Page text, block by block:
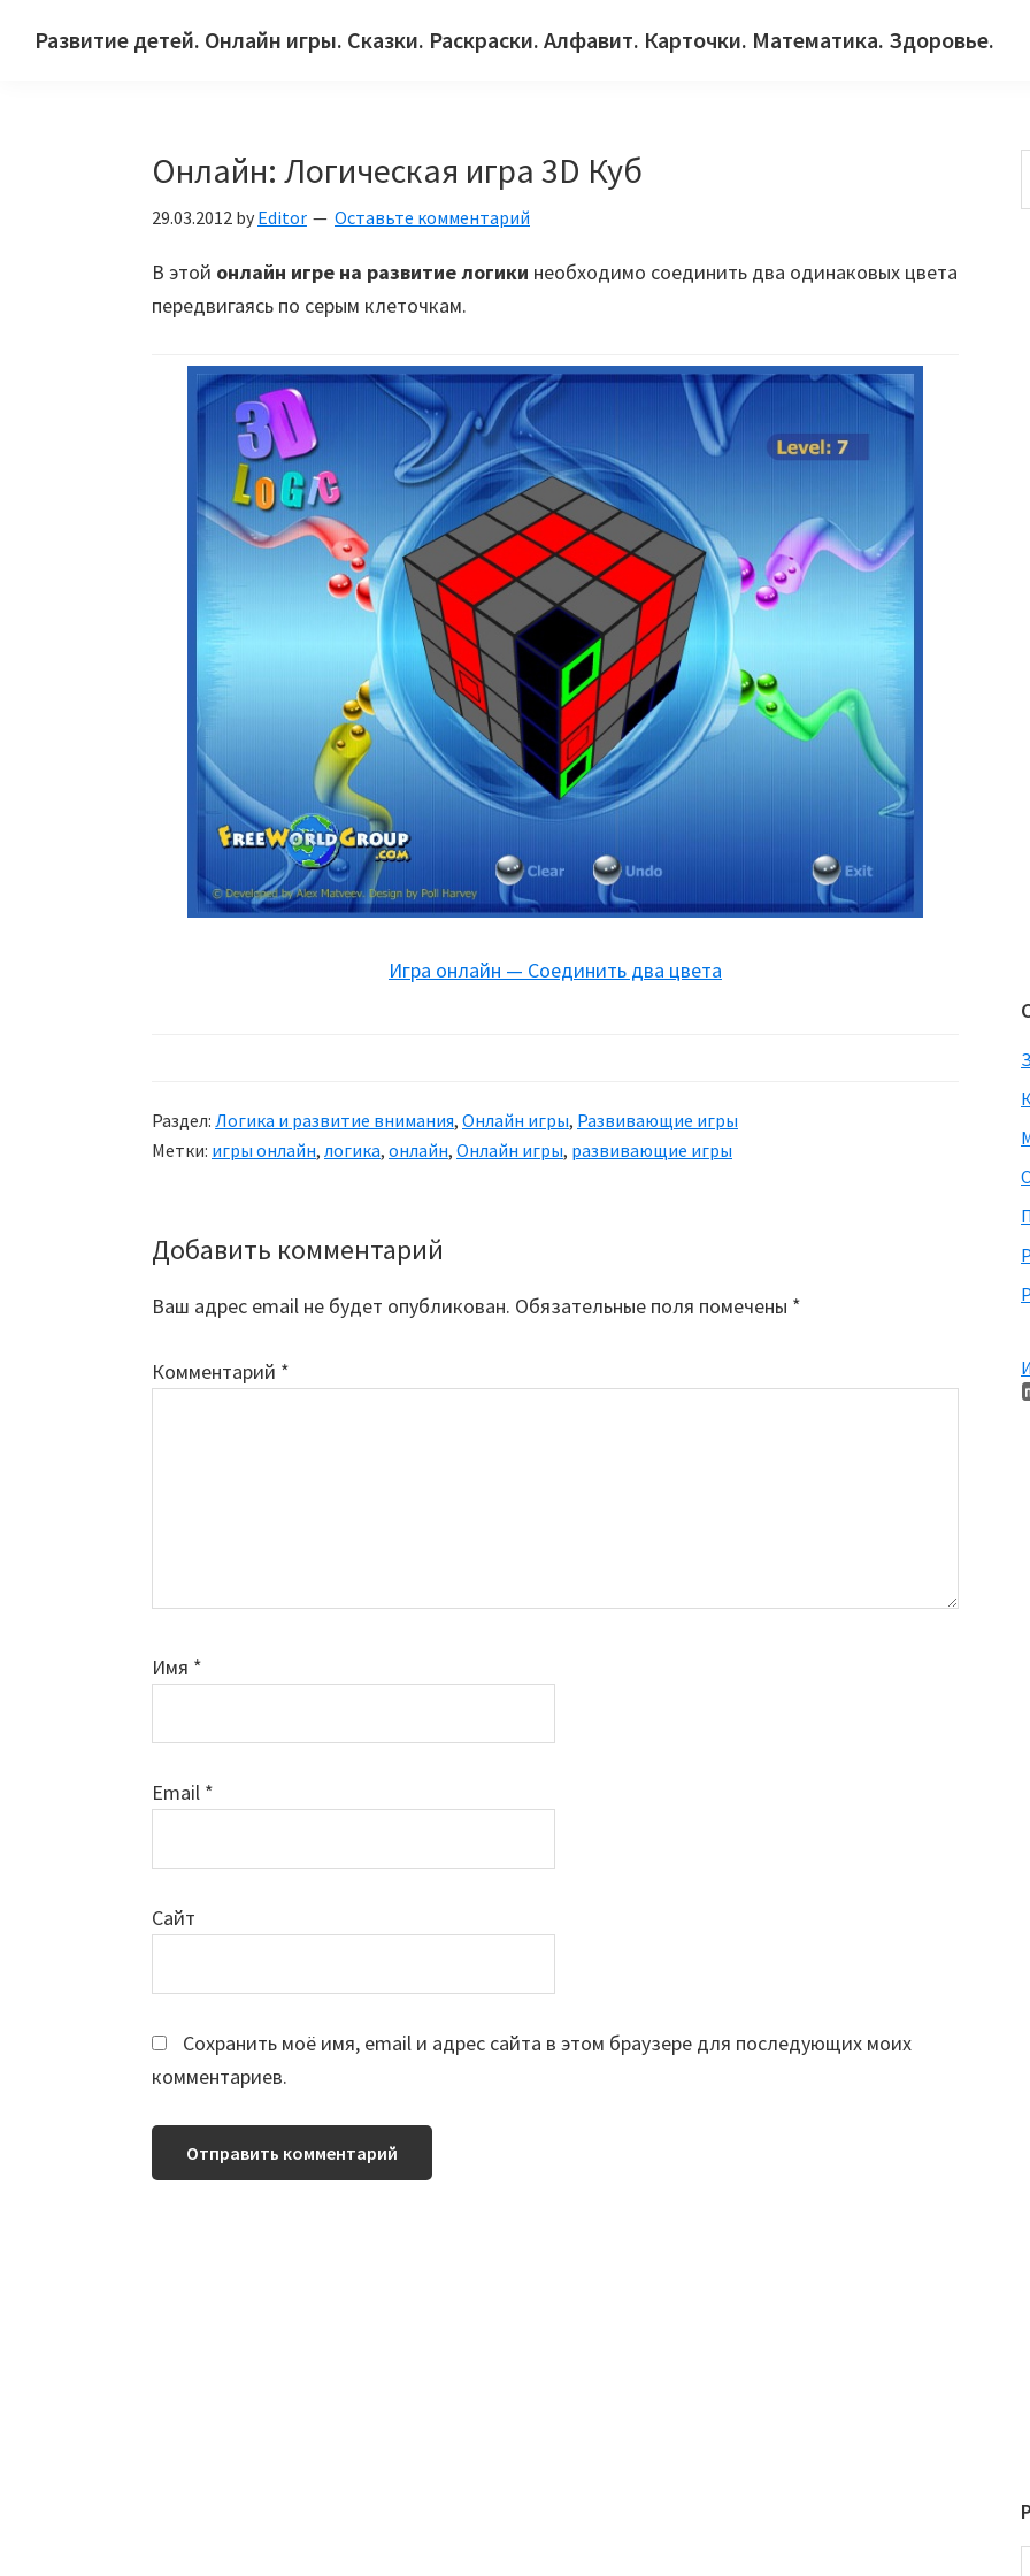
Развитие детей. Онлайн игры. Сказки. Раскраски. Алфавит. Карточки. Математика. Здоровье.
Онлайн: Логическая игра 3D Куб
29.03.2012 by Editor Оставьте комментарий
В этой онлайн игре на развитие логики необходимо соединить два одинаковых цвета
передвигаясь по серым клеточкам.
Игра онлайн — Соединить два цвета
Раздел: Логика и развитие внимания, Онлайн игры, Развивающие игры
Метки: игры онлайн, логика, онлайн, Онлайн игры, развивающие игры
Reader
Interactions
Добавить комментарий
Ваш адрес email не будет опубликован. Обязательные поля помечены *
Комментарий *
Имя *
Email *
Сайт
Сохранить моё имя, email и адрес сайта в этом браузере для последующих моих
комментариев.